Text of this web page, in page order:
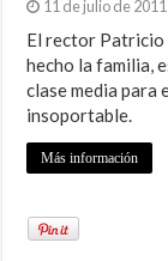
11 de julio de 2011
El rector Patricio
hecho la familia,
clase media para
insoportable.
Más información